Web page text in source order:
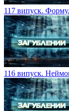
117 випуск.
116 випуск.